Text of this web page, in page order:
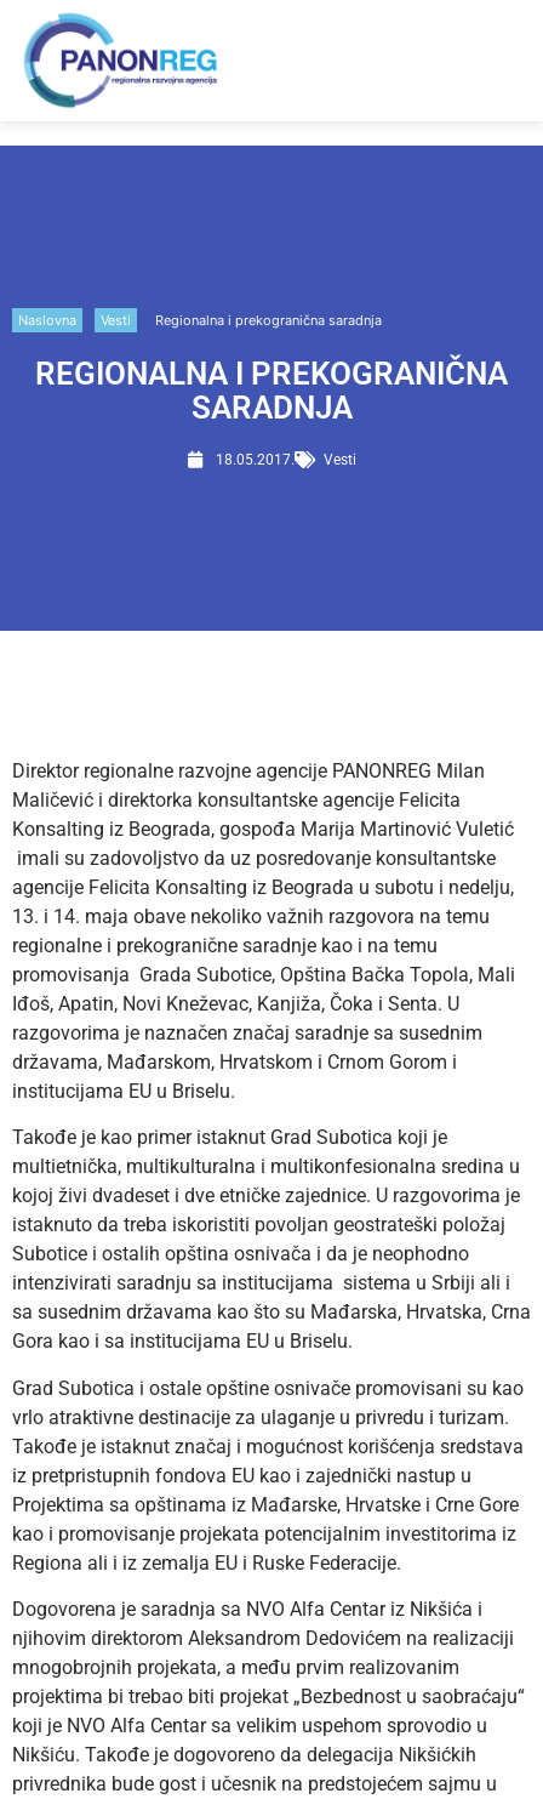
Naslovna Vesti Regionalna i prekogranična saradnja
REGIONALNA I PREKOGRANIČNA
SARADNJA
18.05.2017. Vesti
Direktor regionalne razvojne agencije PANONREG Milan
Maličević i direktorka konsultantske agencije Felicita
Konsalting iz Beograda, gospođa Marija Martinović Vuletić
imali su zadovoljstvo da uz posredovanje konsultantske
agencije Felicita Konsalting iz Beograda u subotu i nedelju,
13. i 14. maja obave nekoliko važnih razgovora na temu
regionalne i prekogranične saradnje kao i na temu
promovisanja Grada Subotice, Opština Bačka Topola, Mali
Iđoš, Apatin, Novi Kneževac, Kanjiža, Čoka i Senta. U
razgovorima je naznačen značaj saradnje sa susednim
državama, Mađarskom, Hrvatskom i Crnom Gorom i
institucijama EU u Briselu.
Takođe je kao primer istaknut Grad Subotica koji je
multietnička, multikulturalna i multikonfesionalna sredina u
kojoj živi dvadeset i dve etničke zajednice. U razgovorima je
istaknuto da treba iskoristiti povoljan geostrateški položaj
Subotice i ostalih opština osnivača i da je neophodno
intenzivirati saradnju sa institucijama sistema u Srbiji ali i
sa susednim državama kao što su Mađarska, Hrvatska, Crna
Gora kao i sa institucijama EU u Briselu.
Grad Subotica i ostale opštine osnivače promovisani su kao
vrlo atraktivne destinacije za ulaganje u privredu i turizam.
Takođe je istaknut značaj i mogućnost korišćenja sredstava
iz pretpristupnih fondova EU kao i zajednički nastup u
Projektima sa opštinama iz Mađarske, Hrvatske i Crne Gore
kao i promovisanje projekata potencijalnim investitorima iz
Regiona ali i iz zemalja EU i Ruske Federacije.
Dogovorena je saradnja sa NVO Alfa Centar iz Nikšića i
njihovim direktorom Aleksandrom Dedovićem na realizaciji
mnogobrojnih projekata, a među prvim realizovanim
projektima bi trebao biti projekat „Bezbednost u saobraćaju“
koji je NVO Alfa Centar sa velikim uspehom sprovodio u
Nikšiću. Takođe je dogovoreno da delegacija Nikšićkih
privrednika bude gost i učesnik na predstojećem sajmu u